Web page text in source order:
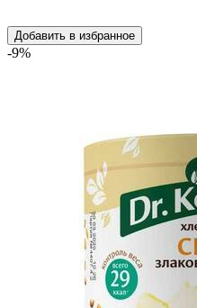
Добавить в избранное
-9%